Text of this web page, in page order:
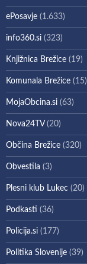
ePosavje (1.633)
info360.si (323)
Knjižnica Brežice (19)
Komunala Brežice (15)
MojaObcina.si (63)
Nova24TV(20)
Občina Brežice (320)
Obvestila (3)
Plesni klub Lukec (20)
Podkasti (36)
Policija.si (177)
Politika Slovenije (39)